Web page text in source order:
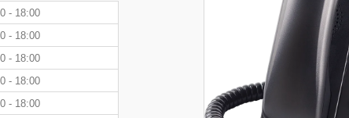
18:00
18:00
18:00
18:00
18:00